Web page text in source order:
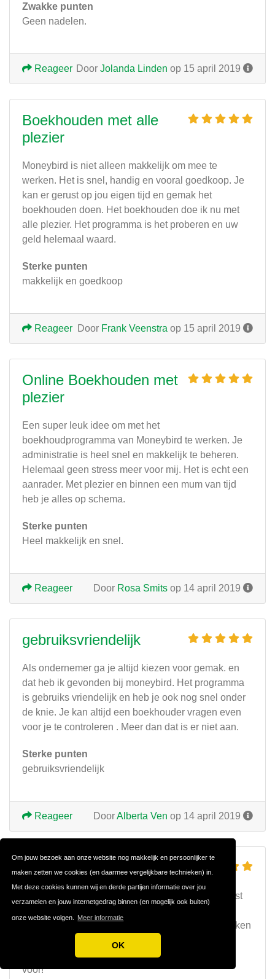
Om jouw bezoek aan onze website nog makkelijk en persoonlijker te
maken zetten we cookies (en daarmee vergelijkbare technieken) in.
Met deze cookies kunnen wij en derde partijen informatie over jou
verzamelen en jouw internetgedrag binnen (en mogelijk ook buiten)
onze website volgen. Meer informatie
OK
Zwakke punten
Geen nadelen.
Door Jolanda Linden op 15 april 2019
Reageer
Boekhouden met alle
plezier
Moneybird is niet alleen makkelijk om mee te
werken. Het is snel, handig en vooral goedkoop. Je
kan er gerust op jou eigen tijd en gemak het
boekhouden doen. Het boekhouden doe ik nu met
alle plezier. Het programma is het proberen en uw
geld helemaal waard.
Sterke punten
makkelijk en goedkoop
Door Frank Veenstra op 15 april 2019
Reageer
Online Boekhouden met
plezier
Een super leuk idee om met het
boekhoudprogramma van Moneybird te werken. Je
administratie is heel snel en makkelijk te beheren.
Helemaal geen stress meer voor mij. Het is echt een
aanrader. Met plezier en binnen een mum van tijd
heb je alles op schema.
Sterke punten
Heel makkelijk en snel.
Door Rosa Smits op 14 april 2019
Reageer
gebruiksvriendelijk
Als ondernemer ga je altijd kiezen voor gemak. en
dat heb ik gevonden bij moneybird. Het programma
is gebruiks vriendelijk en heb je ook nog snel onder
de knie. Je kan altijd een boekhouder vragen even
voor je te controleren . Meer dan dat is er niet aan.
Sterke punten
gebruiksvriendelijk
DoorAlberta Ven op 14 april 2019
Reageer
Ga ervoor!
MoneyBird is makkelijk navigeren. Het pakket wijst
moment niet verzinnen. Plezier in je financiële zaken
met het boekhoudprogramma van Moneybird. Al
meer dan 150.000 ZZP'ers en MKB'ers gingen je
voor!